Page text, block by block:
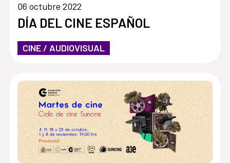
06 octubre 2022
DÍA DEL CINE ESPAÑOL
CINE / AUDIOVISUAL